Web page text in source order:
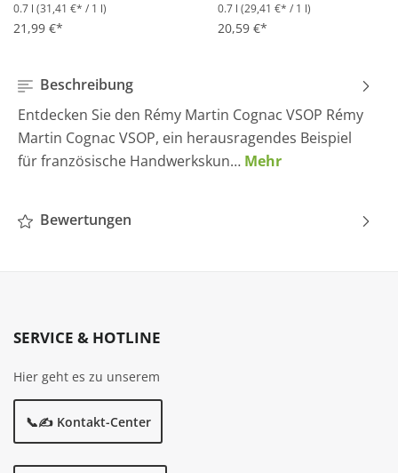
Durchschnittliche Bewertung von 4.6 von 5 Sternen
0.7 l (31,41 €* / 1 l)
21,99 €*
Durchschnittliche
0.7 l (29,41 €* / 1 l)
20,59 €*
Beschreibung
Entdecken Sie den Rémy Martin Cognac VSOP Rémy
Martin Cognac VSOP, ein herausragendes Beispiel
für französische Handwerkskun… Mehr
Bewertungen
SERVICE & HOTLINE
Hier geht es zu unserem
📞✍️ Kontakt-Center